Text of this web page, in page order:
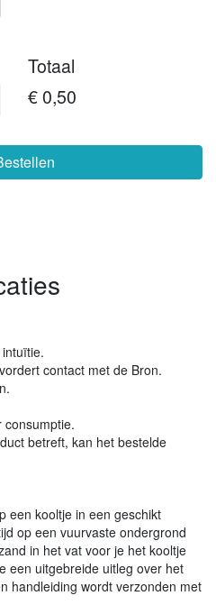
Totaal
€ 0,50
contact met de Bron.
consumptie.
betreft, kan het bestelde
een kooltje in een geschikt
op een vuurvaste ondergrond
in het vat voor je het kooltje
een uitgebreide uitleg over het
handleiding wordt verzonden met